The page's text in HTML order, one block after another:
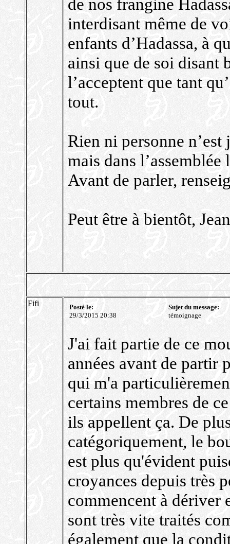
de nos frangine
interdisant même de
enfants d’Hadassa, à
ainsi que de soi disant
l’acceptent que tant
tout.
Rien ni personne
mais dans
Avant de parler,
Peut être à bientôt,
Fifi
Posté le:
29/3/2015 20:38
Sujet du message:
témoignage
J'ai fait partie de ce
années avant de partir
qui m'a
certains membres de
ils appellent ça. De
catégoriquement, le
est plus qu'évident
croyances depuis très
commencent à dériver
sont très vite traités
également que la